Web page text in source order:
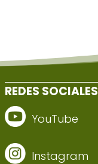
REDES SOCIALES
YouTube
Instagram